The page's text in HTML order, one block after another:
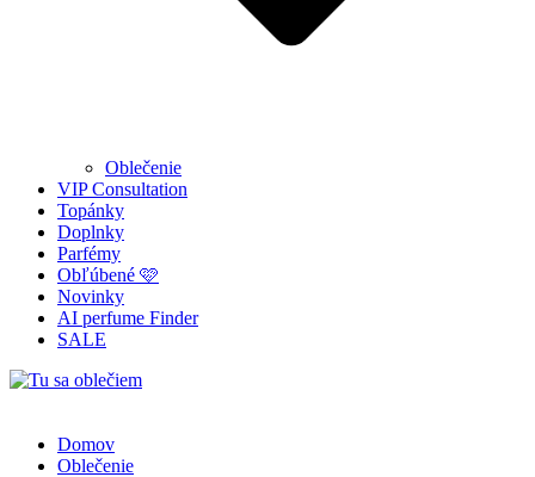
Oblečenie
VIP Consultation
Topánky
Doplnky
Parfémy
Obľúbené 🩷
Novinky
AI perfume Finder
SALE
Domov
Oblečenie